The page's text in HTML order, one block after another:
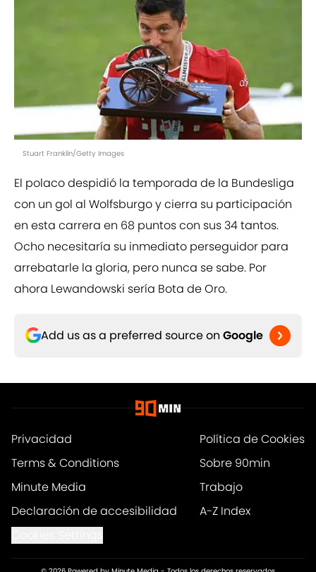
Stuart Franklin/Getty Images
El polaco despidió la temporada de la Bundesliga
con un gol al Wolfsburgo y cierra su participación
en esta carrera en 68 puntos con sus 34 tantos.
Ocho necesitaría su inmediato perseguidor para
arrebatarle la gloria, pero nunca se sabe. Por
ahora Lewandowski sería Bota de Oro.
Add us as a preferred source on Google
Privacidad
Política de Cookies
Terms & Conditions
Sobre 90min
Minute Media
Trabajo
Declaración de accesibilidad
A-Z Index